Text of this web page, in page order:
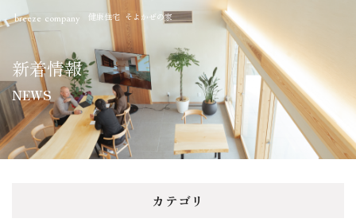
breeze company 健康住宅 そよかぜの家
新着情報
NEWS
カテゴリ